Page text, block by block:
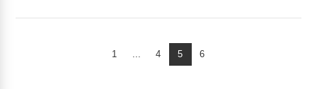
1 4 5 6